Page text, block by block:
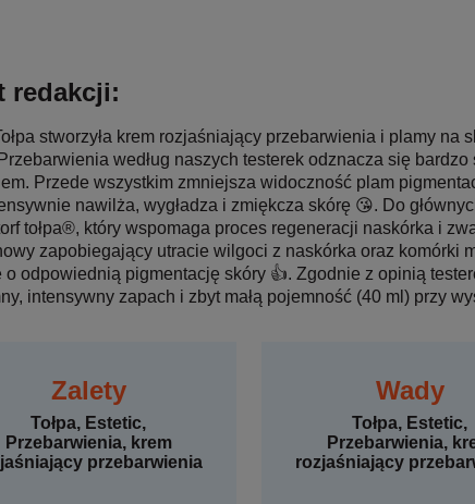
redakcji:
stworzyła krem rozjaśniający przebarwienia i plamy na
według naszych testerek odznacza się bardzo
Przede wszystkim zmniejsza widoczność plam
nawilża, wygładza i zmiękcza skórę 😘. Do
tołpa®, który wspomaga proces regeneracji naskórka i
zapobiegający utracie wilgoci z naskórka oraz komórki
o odpowiednią pigmentację skóry 👍. Zgodnie z opinią
intensywny zapach i zbyt małą pojemność (40 ml) przy
Zalety
Tołpa, Estetic,
Przebarwienia, krem
przebarwienia
Wady
Tołpa, Estetic,
Przebarwienia,
rozjaśniający